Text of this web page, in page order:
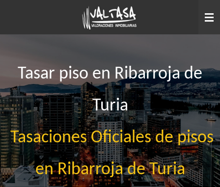
contenido
Tasar piso en Ribarroja de
Turia
Tasaciones Oficiales de pisos
en Ribarroja de Turia